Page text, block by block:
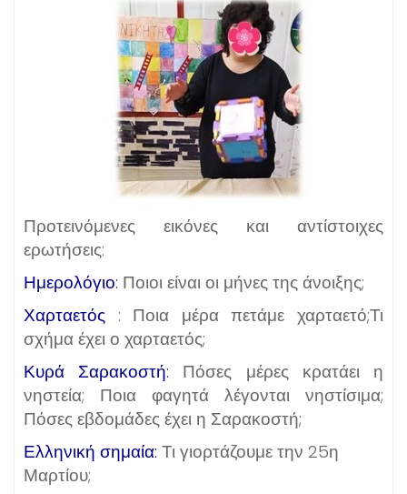
Προτεινόμενες εικόνες και αντίστοιχες
ερωτήσεις:
Ημερολόγιο: Ποιοι είναι οι μήνες της άνοιξης;
Χαρταετός : Ποια μέρα πετάμε χαρταετό;Τι
σχήμα έχει ο χαρταετός;
Κυρά Σαρακοστή: Πόσες μέρες κρατάει η
νηστεία; Ποια φαγητά λέγονται νηστίσιμα;
Πόσες εβδομάδες έχει η Σαρακοστή;
Ελληνική σημαία: Τι γιορτάζουμε την 25η
Μαρτίου;